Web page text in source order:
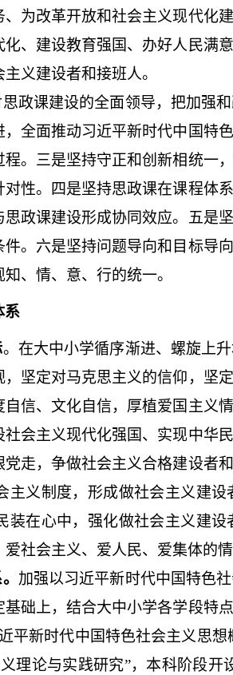
为改革开放和社会主义现代化
、建设教育强国、办好人民满
义建设者和接班人。
政课建设的全面领导，把加强
全面推动习近平新时代中国特
。三是坚持守正和创新相统一
性。四是坚持思政课在课程体
政课建设形成协同效应。五是
件。六是坚持问题导向和目标导
、情、意、行的统一。
系
。在大中小学循序渐进、螺旋上
坚定对马克思主义的信仰，坚
信、文化自信，厚植爱国主义
会主义现代化强国、实现中华
走，争做社会主义合格建设者
主义制度，形成做社会主义建
装在心中，强化做社会主义建
社会主义、爱人民、爱集体的
加强以习近平新时代中国特色
础上，结合大中小学各学段特
平新时代中国特色社会主义思想
理论与实践研究”，本科阶段开